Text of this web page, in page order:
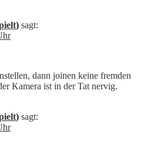
) sagt:
dann joinen keine fremden
Kamera ist in der Tat nervig.
) sagt: